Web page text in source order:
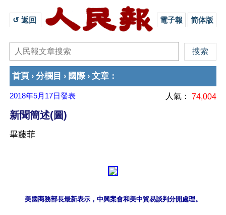
↺ 返回 電子報 简体版
首頁 › 分欄目 › 國際› 文章 ：
2018年5月17日發表 人氣： 74,004
新聞簡述(圖)
畢藤菲